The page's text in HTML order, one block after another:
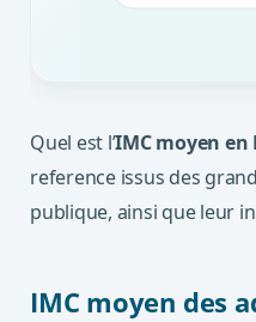
Quel est l’IMC moyen en
reference issus des
publique, ainsi que leur
IMC moyen des